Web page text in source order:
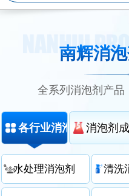
南辉消
全系列消泡剂产品
各行业消泡剂分类
水处理消泡剂 清洗
消泡剂